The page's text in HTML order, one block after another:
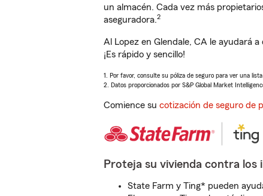
un almacén. Cada vez más
aseguradora.2
Al Lopez en Glendale, CA le ayudará
¡Es rápido y sencillo!
1. Por favor, consulte su póliza de seguro para ver una
2. Datos proporcionados por S&P Global Market
Comience su cotización de seguro de
Proteja su vivienda contra los
State Farm y Ting* pueden